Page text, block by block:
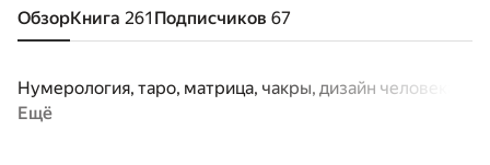
ОбзорКнига 261 Подписчиков 67
Нумерология, таро, матрица, чакры, дизайн человека
Ещё